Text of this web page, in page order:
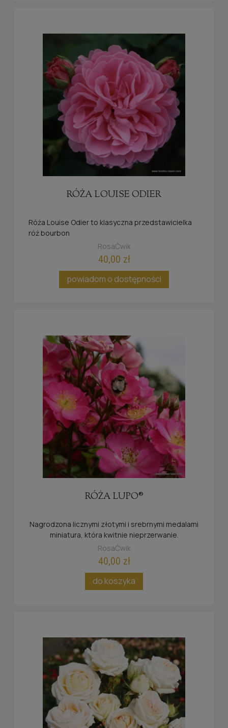
RÓŻA LOUISE ODIER
Róża Louise Odierto klasyczna przedstawicielka
róż bourbon
RosaĆwik
40,00 zł
powiadom o dostępności
RÓŻA LUPO®
Nagrodzona licznymi złotymi i srebrnymi medalami
miniatura, która kwitnie nieprzerwanie.
RosaĆwik
40,00 zł
do koszyka